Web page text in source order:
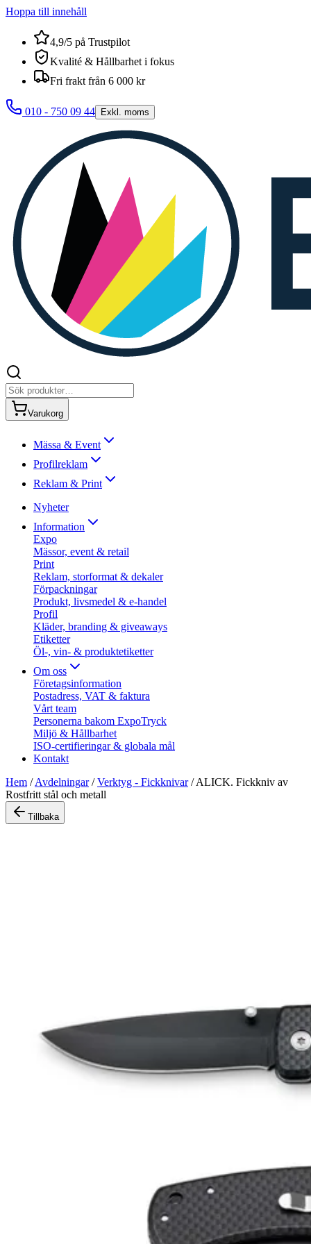
Hoppa till innehåll
4,9/5 på Trustpilot
Kvalité & Hållbarhet i fokus
Fri frakt från 6 000 kr
010 - 750 09 44 Exkl. moms
Varukorg
Mässa & Event
Profilreklam
Reklam & Print
Nyheter
Information
Expo
Mässor, event & retail
Print
Reklam, storformat & dekaler
Förpackningar
Produkt, livsmedel & e-handel
Profil
Kläder, branding & giveaways
Etiketter
Öl-, vin- & produktetiketter
Om oss
Företagsinformation
Postadress, VAT & faktura
Vårt team
Personerna bakom ExpoTryck
Miljö & Hållbarhet
ISO-certifieringar & globala mål
Kontakt
Hem /Avdelningar/Verktyg - Fickknivar/ALICK. Fickkniv av
Rostfritt stål och metall
Tillbaka